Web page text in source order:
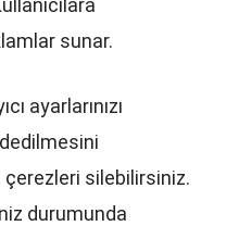
sunar.
ayarlarınızı
silebilirsiniz.
durumunda